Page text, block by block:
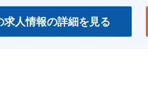
得支援制度あり
求人情報の詳細を見る